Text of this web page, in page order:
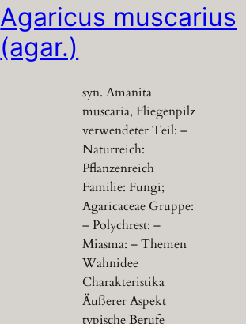
Agaricus muscarius
(agar.)
syn. Amanita
muscaria, Fliegenpilz
verwendeter Teil: –
Naturreich:
Pflanzenreich
Familie: Fungi;
Agaricaceae Gruppe:
– Polychrest: –
Miasma: – Themen
Wahnidee
Charakteristika
Äußerer Aspekt
typische Berufe